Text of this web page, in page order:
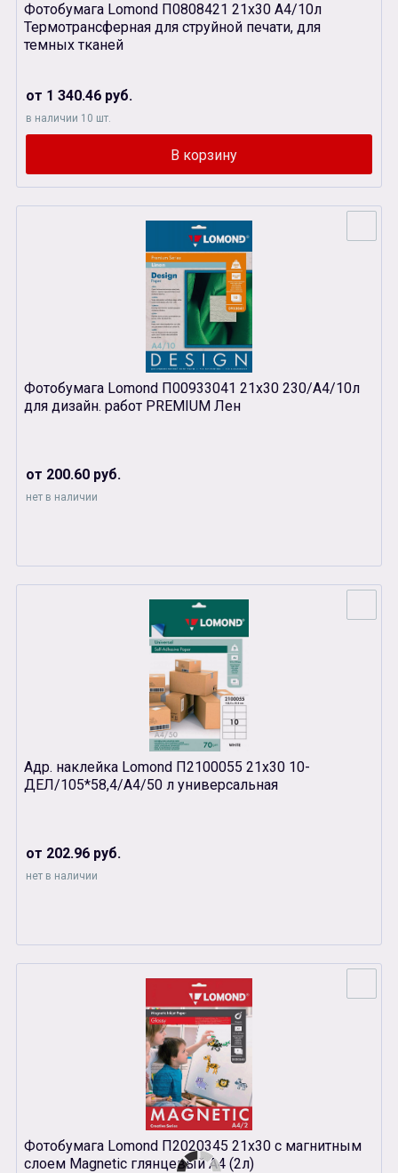
Фотобумага Lomond П0808421 21х30 A4/10л
Термотрансферная для струйной печати, для
темных тканей
от 1 340.46 руб.
в наличии 10 шт.
Фотобумага Lomond П00933041 21х30 230/A4/10л
для дизайн. работ PREMIUM Лен
от 200.60 руб.
нет в наличии
Адр. наклейка Lomond П2100055 21х30 10-
ДЕЛ/105*58,4/А4/50 л универсальная
от 202.96 руб.
нет в наличии
Фотобумага Lomond П2020345 21х30 с магнитным
слоем Magnetic глянцевый А4 (2л)